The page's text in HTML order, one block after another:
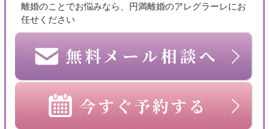
離婚のことでお悩みなら、円満離婚のアレグラーレにお
任せください